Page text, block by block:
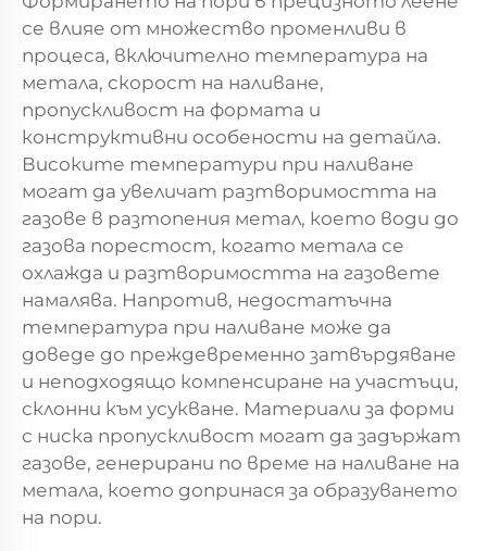
се влияе от множество променливи в
процеса, включително температура на
метала, скорост на наливане,
пропускливост на формата и
конструктивни особености на детайла.
Високите температури при наливане
могат да увеличат разтворимостта на
газове в разтопения метал, което води до
газова порестост, когато метала се
охлажда и разтворимостта на газовете
намалява. Напротив, недостатъчна
температура при наливане може да
доведе до преждевременно затвърдяване
и неподходящо компенсиране на участъци,
склонни към усукване. Материали за форми
с ниска пропускливост могат да задържат
газове, генерирани по време на наливане на
метала, което допринася за образуването
на пори.